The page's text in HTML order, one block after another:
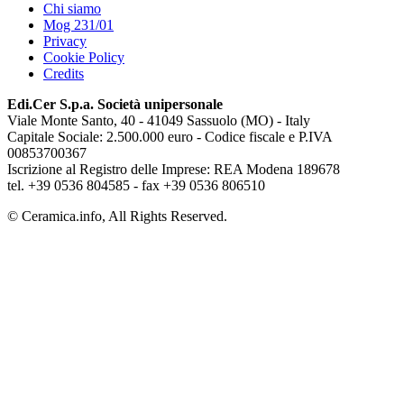
Chi siamo
Mog 231/01
Privacy
Cookie Policy
Credits
Edi.Cer S.p.a. Società unipersonale
Viale Monte Santo, 40 - 41049 Sassuolo (MO) - Italy
Capitale Sociale: 2.500.000 euro - Codice fiscale e P.IVA
00853700367
Iscrizione al Registro delle Imprese: REA Modena 189678
tel. +39 0536 804585 - fax +39 0536 806510
© Ceramica.info, All Rights Reserved.